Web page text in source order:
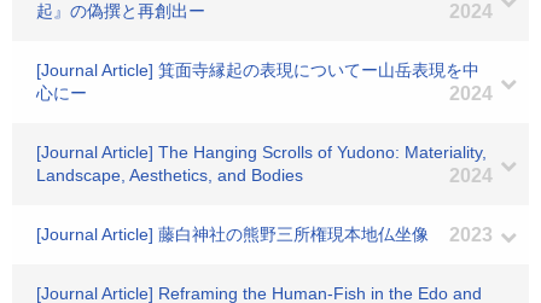
起』の偽撰と再創出ー
2024
[Journal Article] 箕面寺縁起の表現についてー山岳表現を中
心にー
2024
[Journal Article] The Hanging Scrolls of Yudono: Materiality,
Landscape, Aesthetics, and Bodies
2024
[Journal Article] 藤白神社の熊野三所権現本地仏坐像 2023
[Journal Article] Reframing the Human-Fish in the Edo and